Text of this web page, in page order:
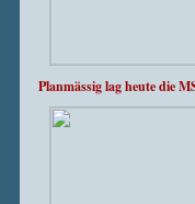
Planmässig lag heute die